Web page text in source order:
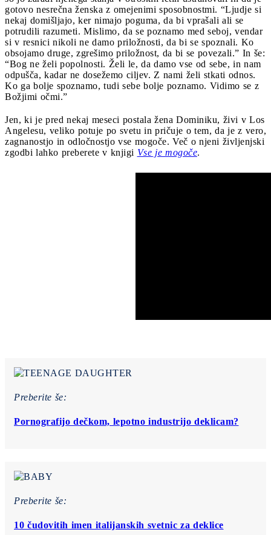
gotovo nesrečna ženska z omejenimi sposobnostmi. “Ljudje si
nekaj domišljajo, ker nimajo poguma, da bi vprašali ali se
potrudili razumeti. Mislimo, da se poznamo med seboj, vendar
si v resnici nikoli ne damo priložnosti, da bi se spoznali. Ko
obsojamo druge, zgrešimo priložnost, da bi se povezali.” In še:
“Bog ne želi popolnosti. Želi le, da damo vse od sebe, in nam
odpušča, kadar ne dosežemo ciljev. Z nami želi stkati odnos.
Ko ga bolje spoznamo, tudi sebe bolje poznamo. Vidimo se z
Božjimi očmi.”
Jen, ki je pred nekaj meseci postala žena Dominiku, živi v Los
Angelesu, veliko potuje po svetu in pričuje o tem, da je z vero,
zagnanostjo in odločnostjo vse mogoče. Več o njeni življenjski
zgodbi lahko preberete v knjigi Vse je mogoče.
Preberite še:
Pornografijo dečkom, lepotno industrijo deklicam?
Preberite še:
10 čudovitih imen italijanskih svetnic za deklice